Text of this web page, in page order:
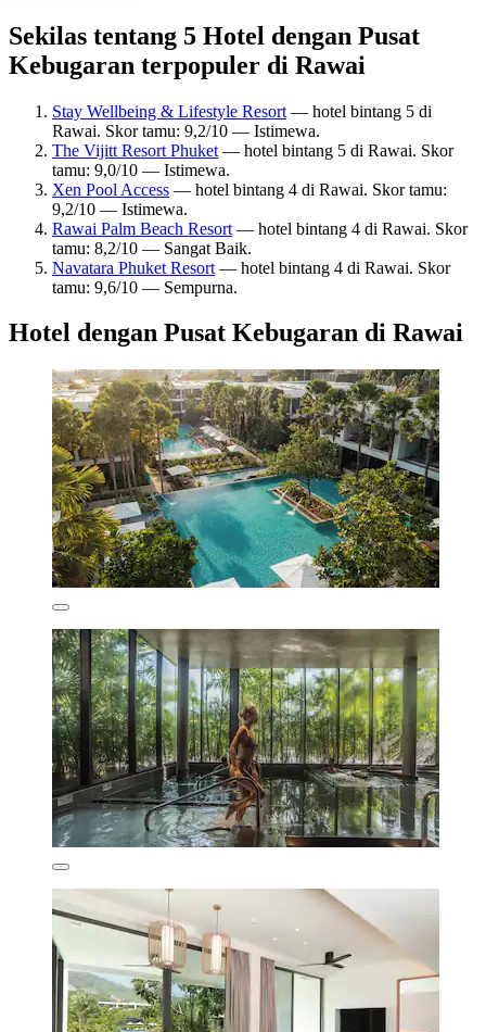
Sekilas tentang 5 Hotel dengan Pusat
Kebugaran terpopuler di Rawai
Stay Wellbeing & Lifestyle Resort — hotel bintang 5 di
Rawai. Skor tamu: 9,2/10 — Istimewa.
The Vijitt Resort Phuket — hotel bintang 5 di Rawai. Skor
tamu: 9,0/10 — Istimewa.
Xen Pool Access — hotel bintang 4 di Rawai. Skor tamu:
9,2/10 — Istimewa.
Rawai Palm Beach Resort — hotel bintang 4 di Rawai. Skor
tamu: 8,2/10 — Sangat Baik.
Navatara Phuket Resort — hotel bintang 4 di Rawai. Skor
tamu: 9,6/10 — Sempurna.
Hotel dengan Pusat Kebugaran di Rawai